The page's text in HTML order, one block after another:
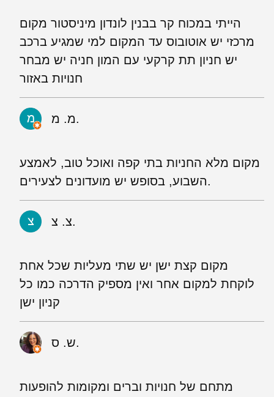
הייתי במכוח קר בבנין לונדון מיניסטור מקום
מרכזי יש אוטובוס עד המקום למי שמגיע ברכב
יש חניון תת קרקעי עם המון חניה יש מבחר
חנויות באזור
מ. מ.
מקום מלא החניות בתי קפה ואוכל טוב, לאמצע
השבוע, בסופש יש מועדונים לצעירים.
צ. צ.
מקום קצת ישן יש שתי מעליות שכל אחת
לוקחת למקום אחר ואין מספיק הדרכה כמו כל
קניון ישן
ש. ס.
מתחם של חנויות וברים ומקומות להופעות